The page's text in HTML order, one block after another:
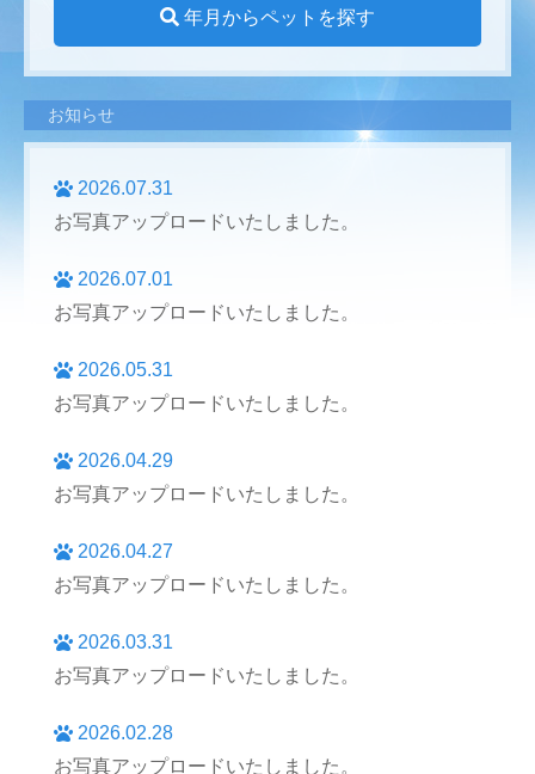
年月からペットを探す
お知らせ
2026.07.31
お写真アップロードいたしました。
2026.07.01
お写真アップロードいたしました。
2026.05.31
お写真アップロードいたしました。
2026.04.29
お写真アップロードいたしました。
2026.04.27
お写真アップロードいたしました。
2026.03.31
お写真アップロードいたしました。
2026.02.28
お写真アップロードいたしました。